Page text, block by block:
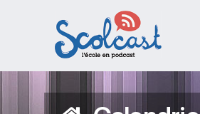
Aller au contenu principal